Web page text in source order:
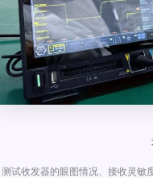
测试收发器的眼图情况、接收灵敏